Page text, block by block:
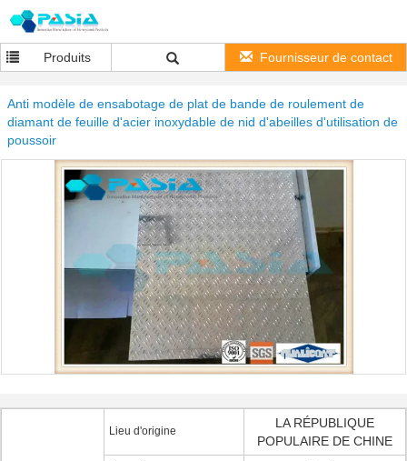
Produits Fournisseur de contact
Anti modèle de ensabotage de plat de bande de roulement de
diamant de feuille d'acier inoxydable de nid d'abeilles d'utilisation de
poussoir
Lieu d'origine
LA RÉPUBLIQUE
POPULAIRE DE CHINE